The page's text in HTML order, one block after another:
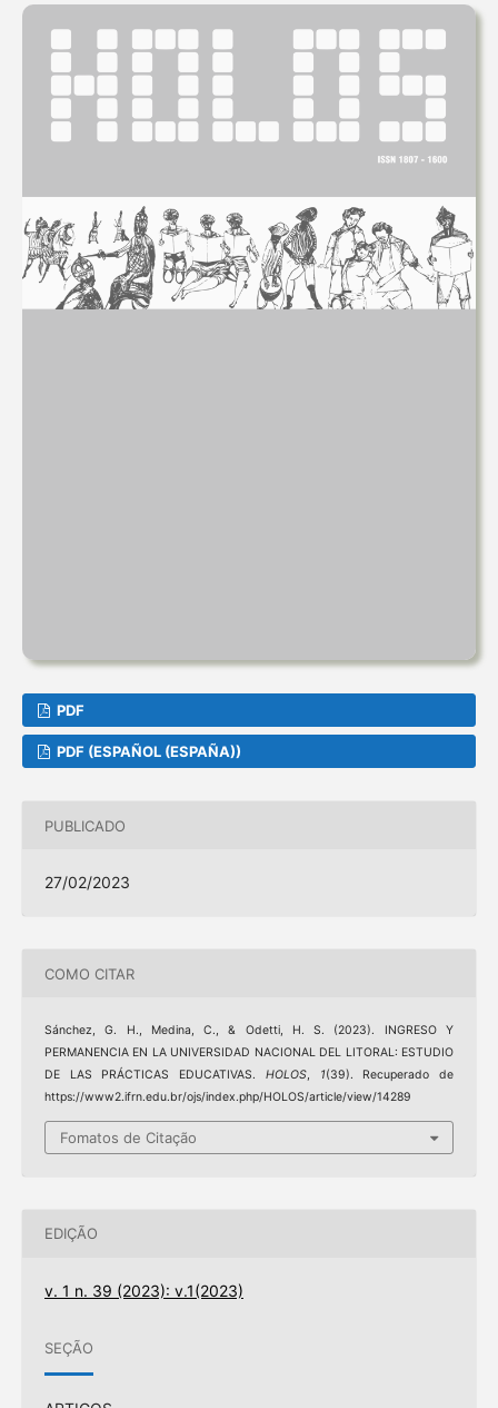
PDF
PDF (ESPAÑOL (ESPAÑA))
PUBLICADO
27/02/2023
COMO CITAR
Sánchez, G. H., Medina, C., & Odetti, H. S. (2023). INGRESO Y
PERMANENCIA EN LA UNIVERSIDAD NACIONAL DEL LITORAL: ESTUDIO
DE LAS PRÁCTICAS EDUCATIVAS. HOLOS, 1(39). Recuperado de
https://www2.ifrn.edu.br/ojs/index.php/HOLOS/article/view/14289
Fomatos de Citação
EDIÇÃO
v. 1 n. 39 (2023): v.1(2023)
SEÇÃO